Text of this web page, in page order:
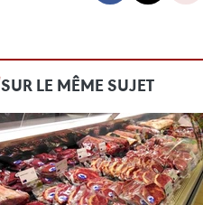
SUR LE MÊME SUJET